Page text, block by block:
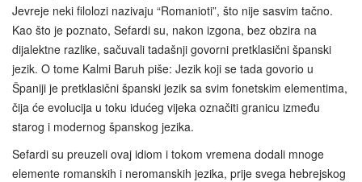
Jevreje neki filolozi nazivaju “Romanioti”, što nije sasvim tačno.
Kao što je poznato, Sefardi su, nakon izgona, bez obzira na
dijalektne razlike, sačuvali tadašnji govorni pretklasični španski
jezik. O tome Kalmi Baruh piše: Jezik koji se tada govorio u
Španiji je pretklasični španski jezik sa svim fonetskim elementima,
čija će evolucija u toku idućeg vijeka označiti granicu između
starog i modernog španskog jezika.
Sefardi su preuzeli ovaj idiom i tokom vremena dodali mnoge
elemente romanskih i neromanskih jezika, prije svega hebrejskog